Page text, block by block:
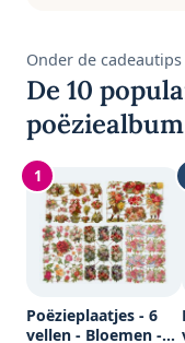
Onder de
De 10
poëziealbum
1
Poëzieplaatjes - 6
vellen - Bloemen -